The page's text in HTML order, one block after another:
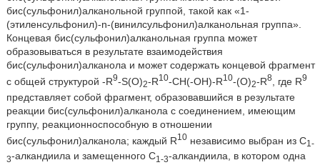
бис(сульфонил)алканольной группой, такой как «1-
(этиленсульфонил)-n-(винилсульфонил)алканольная группа».
Концевая бис(сульфонил)алканольная группа может
образовываться в результате взаимодействия
бис(сульфонил)алканола и может содержать концевой фрагмент
с общей структурой -R9-S(O)2-R10-CH(-OH)-R10-(O)2-R8, где R9
представляет собой фрагмент, образовавшийся в результате
реакции бис(сульфонил)алканола с соединением, имеющим
группу, реакционноспособную в отношении
бис(сульфонил)алканола; каждый R10независимо выбран из C1-
3-алкандиила и замещенного C1-3-алкандиила, в котором одна